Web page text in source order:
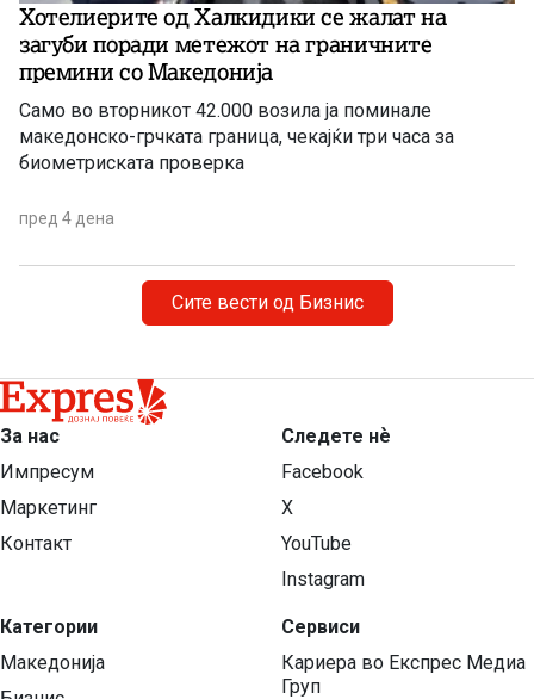
Хотелиерите од Халкидики се жалат на
загуби поради метежот на граничните
премини со Македонија
Само во вторникот 42.000 возила ја поминале
македонско-грчката граница, чекајќи три часа за
биометриската проверка
пред 4 дена
Сите вести од Бизнис
За нас
Импресум
Маркетинг
Контакт
Категории
Македонија
Следете нѐ
Facebook
X
YouTube
Instagram
Сервиси
Кариера во Експрес Медиа
Груп